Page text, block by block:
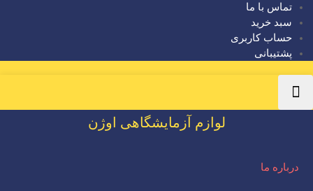
تماس با ما
سبد خرید
حساب کاربری
پشتیبانی
لوازم آزمایشگاهی اوژن
درباره ما